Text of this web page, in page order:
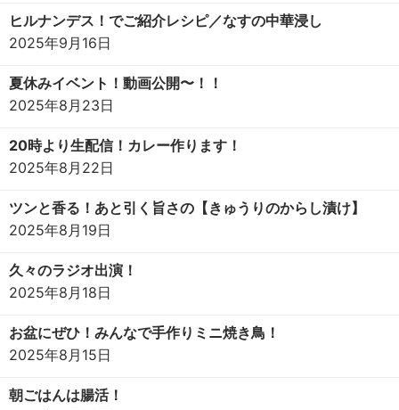
ヒルナンデス！でご紹介レシピ／なすの中華浸し
2025年9月16日
夏休みイベント！動画公開〜！！
2025年8月23日
20時より生配信！カレー作ります！
2025年8月22日
ツンと香る！あと引く旨さの【きゅうりのからし漬け】
2025年8月19日
久々のラジオ出演！
2025年8月18日
お盆にぜひ！みんなで手作りミニ焼き鳥！
2025年8月15日
朝ごはんは腸活！